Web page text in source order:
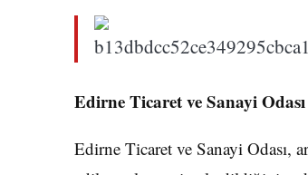
Edirne Ticaret ve Sanayi
Edirne Ticaret ve Sanayi Odası,